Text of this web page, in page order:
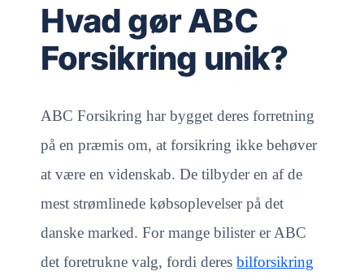
Hvad gør ABC
Forsikring unik?
ABC Forsikring har bygget deres forretning
på en præmis om, at forsikring ikke behøver
at være en videnskab. De tilbyder en af de
mest strømlinede købsoplevelser på det
danske marked. For mange bilister er ABC
det foretrukne valg, fordi deresbilforsikring